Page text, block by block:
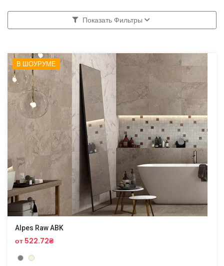
Показать Фильтры
В ШОУРУМЕ
Alpes Raw ABK
от 522.72₴